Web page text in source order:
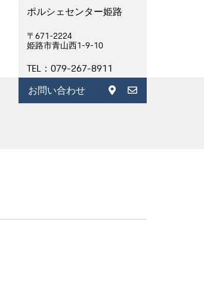
ポルシェセンター姫路
〒671-2224
姫路市青山西1-9-10
TEL：079-267-8911
お問い合わせ